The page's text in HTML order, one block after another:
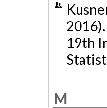
2016).
19th
M